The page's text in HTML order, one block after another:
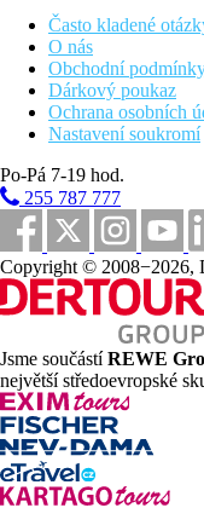
Rozsah a kvalita
ovlivněna
protiepidemických
Vzdálenosti
Vzdálenost od
100 m
Autobusová stanice
2 km
Centrum města
300 m
Vzdálenost k pláži
Pláž
Lehátka na pláži za
Slunečníky na pláži
Často kladené
O nás
Obchodní
Dárkový poukaz
Ochrana osobních
Nastavení soukromí
Po-Pá 7-19 hod.
255 787 777
Copyright © 2008−2026,
Jsme součástíREWE
největší středoevropské